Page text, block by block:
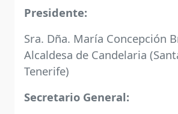
Presidente:
Sra. Dña. María Concepción
Alcaldesa de Candelaria
Tenerife)
Secretario General: